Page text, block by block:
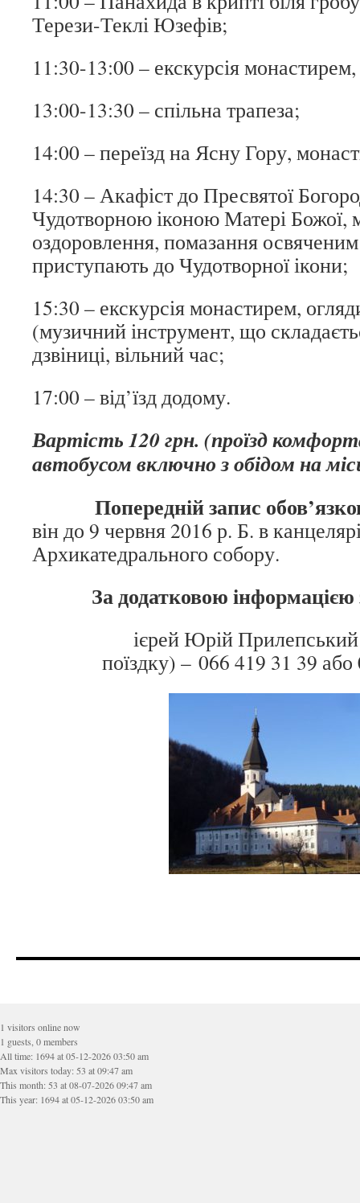
Терези-Теклі Юзефів;
11:30-13:00 – екскурсія
13:00-13:30 – спільна трапеза;
14:00 – переїзд на Ясну Гору,
14:30 – Акафіст до Пресвятої
Чудотворною іконою Матері Божої,
оздоровлення, помазання освяченим
приступають до Чудотворної ікони;
15:30 – екскурсія монастирем,
(музичний інструмент, що
дзвіниці, вільний час;
17:00 – від’їзд додому.
Вартість 120грн. (проїзд
автобусомвключно з обідомна
Попередній запис
він до 9 червня 2016 р. Б. в
Архикатедрального собору.
За додатковою
ієрей Юрій Прилепський
поїздку) – 066 419 31 39
1 visitors online now
1 guests, 0 members
All time: 1694 at 05-12-2026 03:50 am
Max visitors today: 53 at 09:47 am
This month: 53 at 08-07-2026 09:47 am
This year: 1694 at 05-12-2026 03:50 am